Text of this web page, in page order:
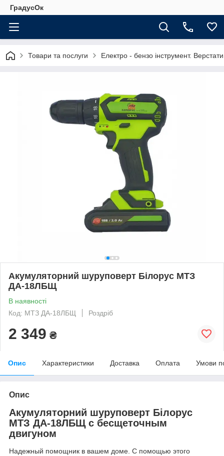
ГрадусОк
Товари та послуги Електро - бензо інструмент. Верстати
Акумуляторний шуруповерт Білорус МТЗ
ДА-18ЛБЩ
В наявності
Код: МТЗ ДА-18ЛБЩ
Роздріб
2 349 ₴
Опис Характеристики Доставка Оплата Умови
Опис
Акумуляторний шуруповерт Білорус
МТЗ ДА-18ЛБЩ c бесщеточным
двигуном
Надежный помощник в вашем доме. С помощью этого